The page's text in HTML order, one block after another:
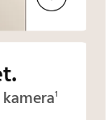
kamera1